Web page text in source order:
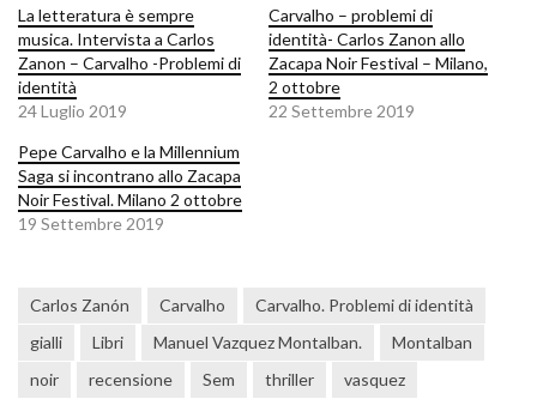
La letteratura è sempre
musica. Intervista a Carlos
Zanon – Carvalho -Problemi di
identità
24 Luglio 2019
Carvalho – problemi di
identità- Carlos Zanon allo
Zacapa Noir Festival – Milano,
2 ottobre
22 Settembre 2019
Pepe Carvalho e la Millennium
Saga si incontrano allo Zacapa
Noir Festival. Milano 2 ottobre
19 Settembre 2019
Carlos Zanón Carvalho
Carvalho. Problemi di identità
gialli
Libri Manuel Vazquez Montalban.
Montalban
noir
recensione Sem thriller vasquez